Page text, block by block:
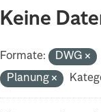
Keine
Formate: DWG
Planung